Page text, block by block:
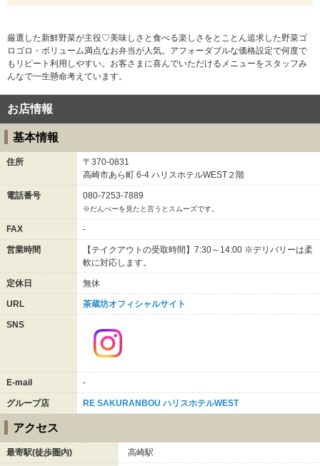
厳選した新鮮野菜が主役♡美味しさと食べる楽しさをとことん追求した野菜ゴ
ロゴロ・ボリューム満点なお弁当が人気。アフォーダブルな価格設定で何度で
もリピート利用しやすい。お客さまに喜んでいただけるメニューをスタッフみ
んなで一生懸命考えています。
お店情報
基本情報
住所
〒370-0831
高崎市あら町 6-4 ハリスホテルWEST２階
電話番号 080-7253-7889
※だんべーを見たと言うとスムーズです。
FAX -
営業時間
【テイクアウトの受取時間】7:30～14:00 ※デリバリーは柔
軟に対応します。
定休日 無休
URL 茶蔵坊オフィシャルサイト
SNS
E-mail -
グループ店 RE SAKURANBOU ハリスホテルWEST
アクセス
最寄駅(徒歩圏内) 高崎駅